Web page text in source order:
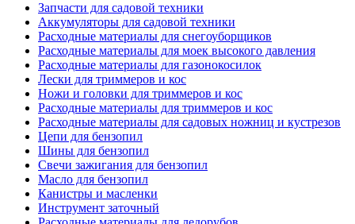
Запчасти для садовой техники
Аккумуляторы для садовой техники
Расходные материалы для снегоуборщиков
Расходные материалы для моек высокого давления
Расходные материалы для газонокосилок
Лески для триммеров и кос
Ножи и головки для триммеров и кос
Расходные материалы для триммеров и кос
Расходные материалы для садовых ножниц и кустрезов
Цепи для бензопил
Шины для бензопил
Свечи зажигания для бензопил
Масло для бензопил
Канистры и масленки
Инструмент заточный